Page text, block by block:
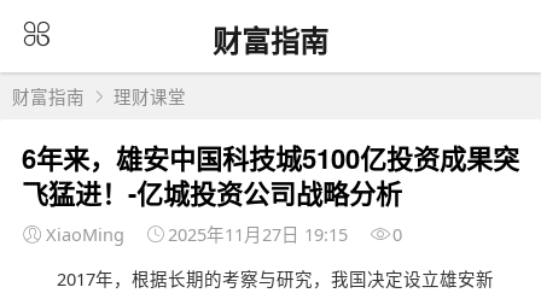
财富指南
财富指南 理财课堂
6年来，雄安中国科技城5100亿投资成果突
飞猛进！-亿城投资公司战略分析
XiaoMing 2025年11月27日 19:15
0
2017年，根据长期的考察与研究，我国决定设立雄安新